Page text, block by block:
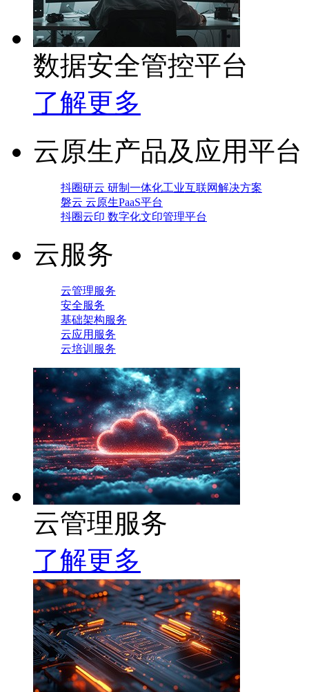
数据安全管控平台
了解更多
云原生产品及应用平台
抖圈研云 研制一体化工业互联网解决方案
磐云 云原生PaaS平台
抖圈云印 数字化文印管理平台
云服务
云管理服务
安全服务
基础架构服务
云应用服务
云培训服务
云管理服务
了解更多